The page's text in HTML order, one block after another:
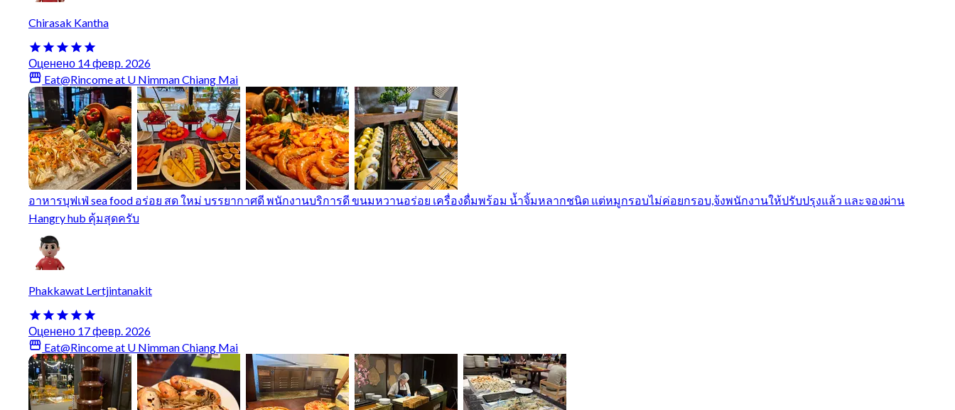
Chirasak Kantha
Оценено 14 февр. 2026
Eat@Rincome at U Nimman Chiang Mai
อาหารบุฟเฟ่ sea food อร่อย สด ใหม่ บรรยากาศดี พนักงานบริการดี ขนมหวานอร่อย เครื่องดื่มพร้อม น้ำจิ้มหลากชนิด แต่หมูกรอบไม่ค่อยกรอบ,จ้งพนักงานให้ปรับปรุงแล้ว และจองผ่าน
Hangry hub คุ้มสุดครับ
Phakkawat Lertjintanakit
Оценено 17 февр. 2026
Eat@Rincome at U Nimman Chiang Mai